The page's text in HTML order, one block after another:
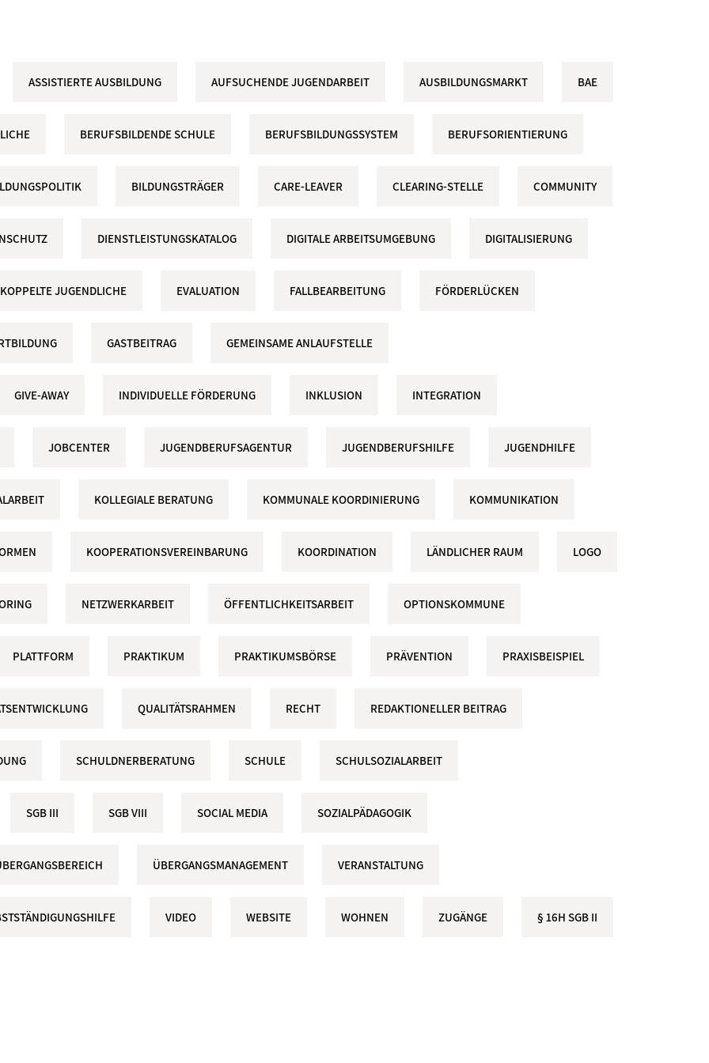
ASSISTIERTE AUSBILDUNG AUFSUCHENDE JUGENDARBEIT AUSBILDUNGSMARKT BAE
BERUFSBILDENDE SCHULE BERUFSBILDUNGSSYSTEM BERUFSORIENTIERUNG
BILDUNGSTRÄGER CARE-LEAVER CLEARING-STELLE COMMUNITY
DIENSTLEISTUNGSKATALOG DIGITALE ARBEITSUMGEBUNG DIGITALISIERUNG
JUGENDLICHE EVALUATION FALLBEARBEITUNG FÖRDERLÜCKEN
GASTBEITRAG GEMEINSAME ANLAUFSTELLE
GIVE-AWAY INDIVIDUELLE FÖRDERUNG INKLUSION INTEGRATION
JOBCENTER JUGENDBERUFSAGENTUR JUGENDBERUFSHILFE JUGENDHILFE
KOLLEGIALE BERATUNG KOMMUNALE KOORDINIERUNG KOMMUNIKATION
KOOPERATIONSVEREINBARUNG KOORDINATION LÄNDLICHER RAUM LOGO
NETZWERKARBEIT ÖFFENTLICHKEITSARBEIT OPTIONSKOMMUNE
PLATTFORM PRAKTIKUM PRAKTIKUMSBÖRSE PRÄVENTION PRAXISBEISPIEL
QUALITÄTSRAHMEN RECHT REDAKTIONELLER BEITRAG
SCHULDNERBERATUNG SCHULE SCHULSOZIALARBEIT
SGB III SGB VIII SOCIAL MEDIA SOZIALPÄDAGOGIK
ÜBERGANGSMANAGEMENT VERANSTALTUNG
VIDEO WEBSITE WOHNEN ZUGÄNGE § 16H SGB II